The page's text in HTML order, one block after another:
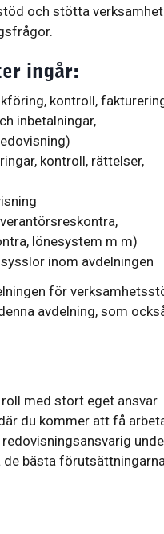
och stötta
ingår:
kontroll,
inbetalningar,
kontroll, rättelser,
lönesystem m m)
inom avdelningen
för
avdelning, som
med stort eget ansvar
du kommer att få
bästa